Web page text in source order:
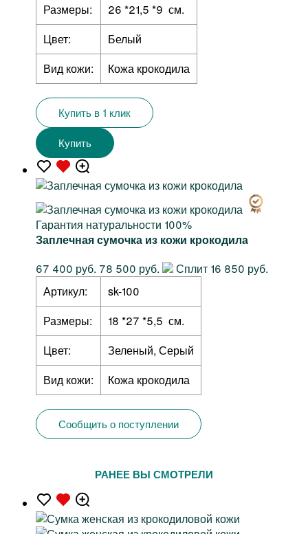
Размеры:
26 *21,5 *9 см.
Цвет:
Белый
Вид кожи:
Кожа крокодила
Купить в 1 клик
Купить
Гарантия натуральности 100%
Заплечная сумочка из кожи крокодила
67 400 руб. 78 500 руб.
Сплит 16 850 руб.
Артикул:
sk-100
Размеры:
18 *27 *5,5 см.
Цвет:
Зеленый, Серый
Вид кожи:
Кожа крокодила
Сообщить о поступлении
РАНЕЕ ВЫ СМОТРЕЛИ